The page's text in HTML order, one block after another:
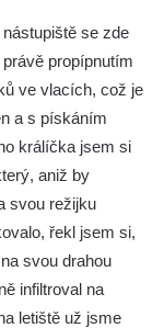
nástupiště se zde
propípnutím
ve vlacích, což je
a s pískáním
králíčka jsem si
aniž by
svou režijku
řekl jsem si,
svou drahou
infiltroval na
letiště už jsme